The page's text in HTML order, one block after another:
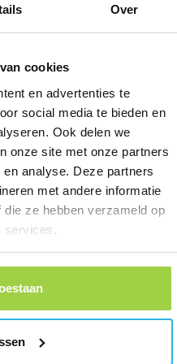
Over
cookies
en advertenties te
social media te bieden en
Ook delen we
onze site met onze partners
analyse. Deze partners
met andere informatie
ze hebben verzameld op
services.